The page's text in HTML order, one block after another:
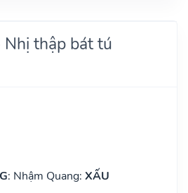
thập bát tú
: Nhậm Quang: XẤU